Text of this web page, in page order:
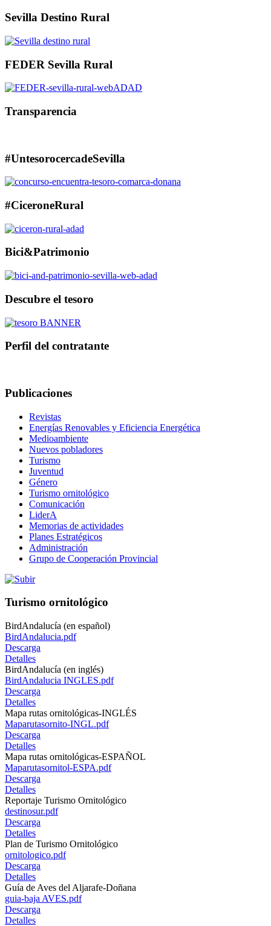
Sevilla Destino Rural
FEDER Sevilla Rural
Transparencia
#UntesorocercadeSevilla
#CiceroneRural
Bici&Patrimonio
Descubre el tesoro
Perfil del contratante
Publicaciones
Revistas
Energías Renovables y Eficiencia Energética
Medioambiente
Nuevos pobladores
Turismo
Juventud
Género
Turismo ornitológico
Comunicación
LiderA
Memorias de actividades
Planes Estratégicos
Administración
Grupo de Cooperación Provincial
Turismo ornitológico
BirdAndalucía (en español)
BirdAndalucia.pdf
Descarga
Detalles
BirdAndalucía (en inglés)
BirdAndalucia INGLES.pdf
Descarga
Detalles
Mapa rutas ornitológicas-INGLÉS
Maparutasornito-INGL.pdf
Descarga
Detalles
Mapa rutas ornitológicas-ESPAÑOL
Maparutasornitol-ESPA.pdf
Descarga
Detalles
Reportaje Turismo Ornitológico
destinosur.pdf
Descarga
Detalles
Plan de Turismo Ornitológico
ornitologico.pdf
Descarga
Detalles
Guía de Aves del Aljarafe-Doñana
guia-baja AVES.pdf
Descarga
Detalles